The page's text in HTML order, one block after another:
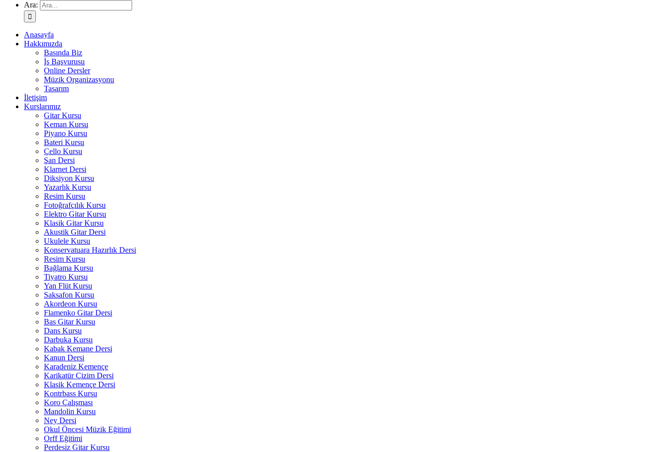
Ara:
Anasayfa
Hakkımızda
Basında Biz
İş Başvurusu
Online Dersler
Müzik Organizasyonu
Tasarım
İletişim
Kurslarımız
Gitar Kursu
Keman Kursu
Piyano Kursu
Bateri Kursu
Çello Kursu
Şan Dersi
Klarnet Dersi
Diksiyon Kursu
Yazarlık Kursu
Resim Kursu
Fotoğrafçılık Kursu
Elektro Gitar Kursu
Klasik Gitar Kursu
Akustik Gitar Dersi
Ukulele Kursu
Konservatuara Hazırlık Dersi
Resim Kursu
Bağlama Kursu
Tiyatro Kursu
Yan Flüt Kursu
Saksafon Kursu
Akordeon Kursu
Flamenko Gitar Dersi
Bas Gitar Kursu
Dans Kursu
Darbuka Kursu
Kabak Kemane Dersi
Kanun Dersi
Karadeniz Kemençe
Karikatür Çizim Dersi
Klasik Kemençe Dersi
Kontrbass Kursu
Koro Çalışması
Mandolin Kursu
Ney Dersi
Okul Öncesi Müzik Eğitimi
Orff Eğitimi
Perdesiz Gitar Kursu